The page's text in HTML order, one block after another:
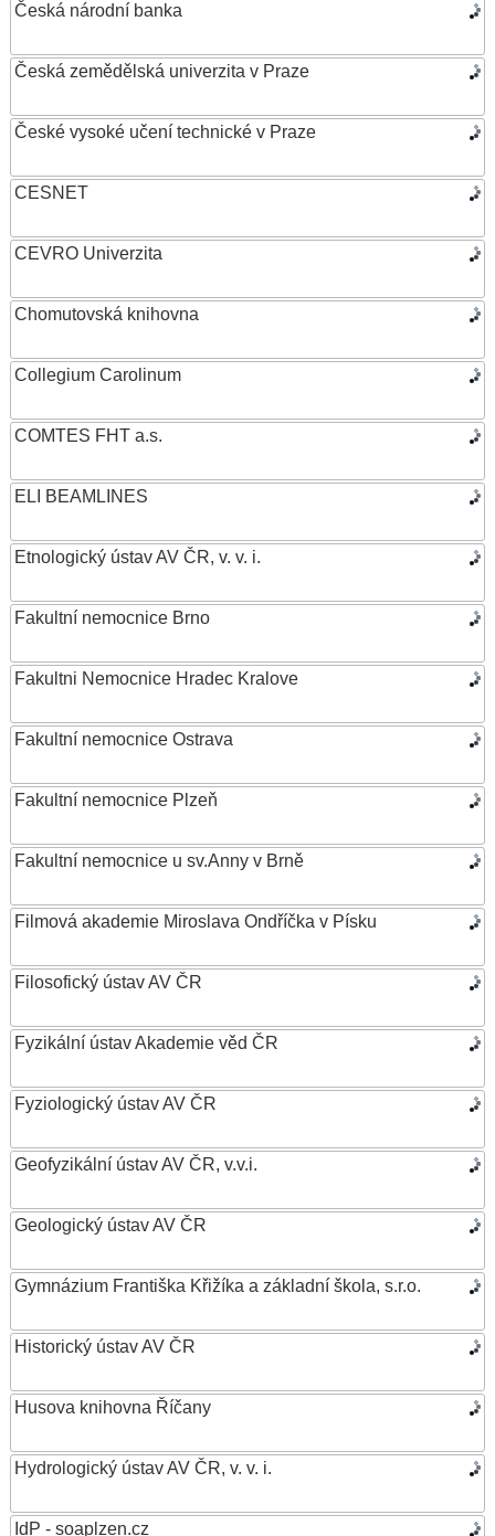
Česká národní banka
Česká zemědělská univerzita v Praze
České vysoké učení technické v Praze
CESNET
CEVRO Univerzita
Chomutovská knihovna
Collegium Carolinum
COMTES FHT a.s.
ELI BEAMLINES
Etnologický ústav AV ČR, v. v. i.
Fakultní nemocnice Brno
Fakultni Nemocnice Hradec Kralove
Fakultní nemocnice Ostrava
Fakultní nemocnice Plzeň
Fakultní nemocnice u sv.Anny v Brně
Filmová akademie Miroslava Ondříčka v Písku
Filosofický ústav AV ČR
Fyzikální ústav Akademie věd ČR
Fyziologický ústav AV ČR
Geofyzikální ústav AV ČR, v.v.i.
Geologický ústav AV ČR
Gymnázium Františka Křižíka a základní škola, s.r.o.
Historický ústav AV ČR
Husova knihovna Říčany
Hydrologický ústav AV ČR, v. v. i.
IdP - soaplzen.cz